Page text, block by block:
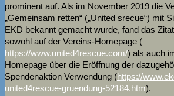
prominent auf. Als im November 2019 die
„Gemeinsam retten“ („United srecue“) mit
EKD bekannt gemacht wurde, fand das
sowohl auf der Vereins-Homepage (
https://www.united4rescue.com/) als auch
Homepage über die Eröffnung der
Spendenaktion Verwendung (https://
united4rescue-gruendung-52184.htm).